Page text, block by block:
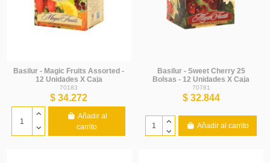
Basilur - Magic Fruits Assorted -
12 Unidades X Caja
70183
$ 34.272
Añadir al
carrito
Basilur - Sweet Cherry 25
Bolsas - 12 Unidades X Caja
70781
$ 32.844
Añadir al carrito